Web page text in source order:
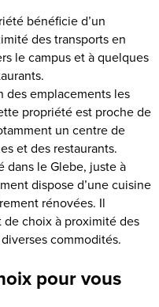
bénéficie d’un
des transports en
le campus et à quelques
des emplacements les
propriété est proche de
un centre de
et des restaurants.
dans le Glebe, juste à
dispose d’une cuisine
rénovées. Il
de choix à proximité des
commodités.
pour vous